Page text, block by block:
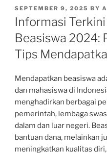
POSTED
ON
SEPTEMBER 9, 2025 BY
Informasi
Beasiswa 2024:
Tips
Mendapatkan beasiswa
dan mahasiswa di
menghadirkan berbagai
pemerintah, lembaga
dalam dan luar negeri.
bantuan dana, melainkan
meningkatkan kualitas